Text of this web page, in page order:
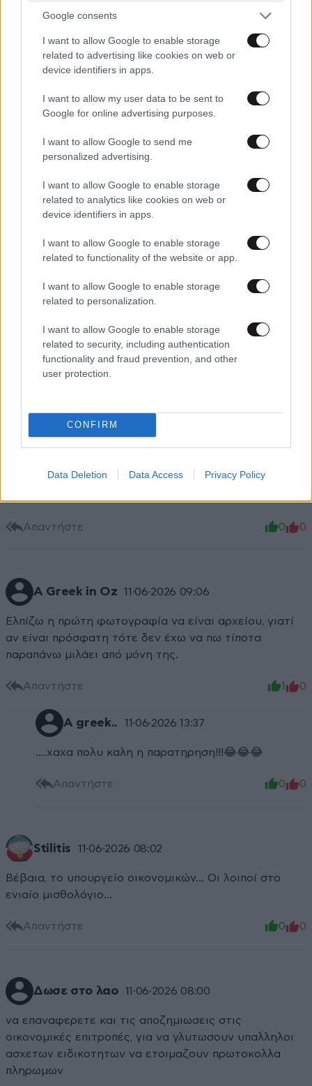
Google consents
I want to allow Google to enable storage
related to advertising like cookies on web or
device identifiers in apps.
I want to allow my user data to be sent to
Google for online advertising purposes.
I want to allow Google to send me
personalized advertising.
I want to allow Google to enable storage
related to analytics like cookies on web or
device identifiers in apps.
I want to allow Google to enable storage
related to functionality of the website or app.
I want to allow Google to enable storage
related to personalization.
I want to allow Google to enable storage
related to security, including authentication
functionality and fraud prevention, and other
user protection.
CONFIRM
Data Deletion Data Access Privacy Policy
ΠΡΟΣΘΗΚΗ
Επέλεξαν σταθερότητα αυτοί.
Απαντήστε
Απαντήστε 0 0
A Greek in Oz 11·06·2026 09:06
Ελπίζω η πρώτη φωτογραφία να είναι αρχείου, γιατί
αν είναι πρόσφατη τότε δεν έχω να πω τίποτα
παραπάνω μιλάει από μόνη της.
Απαντήστε 1 0
Α greek.. 11·06·2026 13:37
....χαχα πολυ καλη η παρατηρηση!!!😂😂😂
Απαντήστε 0 0
Stilitis 11·06·2026 08:02
Βέβαια, το υπουργείο οικονομικών... Οι λοιποί στο
ενιαίο μισθολόγιο...
Απαντήστε 0 0
Δωσε στο λαο 11·06·2026 08:00
να επαναφερετε και τις αποζημιωσεις στις
οικονομικές επιτροπές, για να γλυτωσουν υπαλληλοι
ασχετων ειδικοτητων να ετοιμαζουν πρωτοκολλα
πληρωμων